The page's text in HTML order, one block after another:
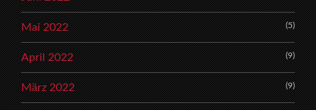
Mai 2022 (5)
April 2022 (9)
März 2022 (9)